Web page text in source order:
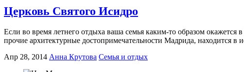
Церковь Святого Исидро
Если во время летнего отдыха ваша семья каким-то образом
прочие архитектурные достопримечательности Мадрида, находится в
Апр 28, 2014 Анна Крутова Семья и отдых